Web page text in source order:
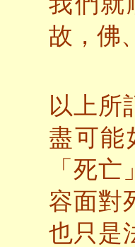
故，佛
以上所
盡可能
「死
容面對
也只是